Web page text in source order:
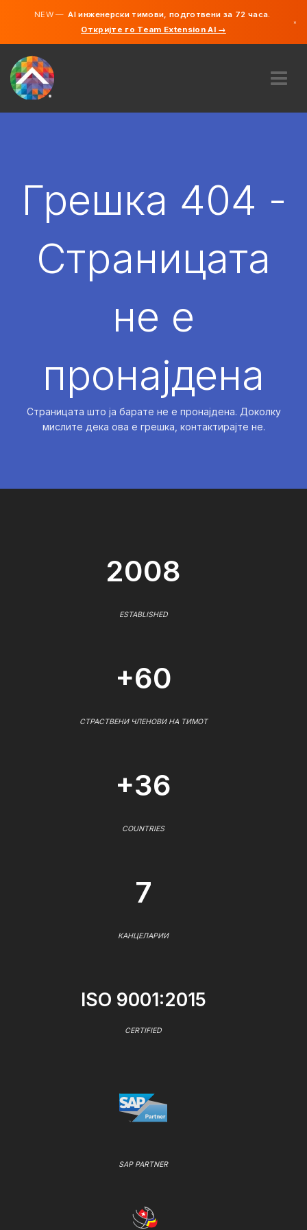
NEW —AI инженерски тимови, подготвени за 72 часа.
Откријте го Team Extension AI →
×
АНГАЖИРАЈ
Грешка 404 -
Страницата
не е
пронајдена
Страницата што ја барате не е пронајдена. Доколку
мислите дека ова е грешка, контактирајте не.
2008
ESTABLISHED
+60
СТРАСТВЕНИ ЧЛЕНОВИ НА ТИМОТ
+36
COUNTRIES
7
КАНЦЕЛАРИИ
ISO 9001:2015
CERTIFIED
SAP PARTNER